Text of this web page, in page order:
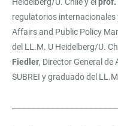
regulatorios internacionales
Affairs and Public Policy
del LL.M. U Heidelberg/U.
Fiedler, Director General
SUBREI y graduado del